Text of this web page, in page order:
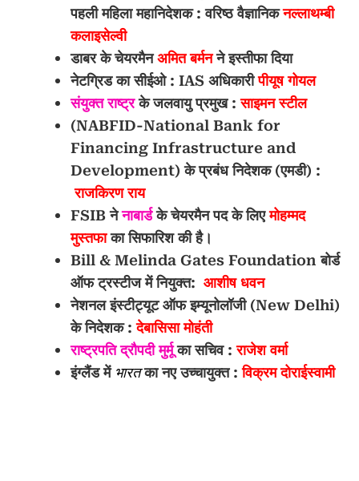
पहली महिला महानिदेशक : वरिष्ठ वैज्ञानिकनल्लाथम्बी
कलाइसेल्वी
डाबर के चेयरमैनअमित बर्मनने इस्तीफा दिया
नेटग्रिड का सीईओ : IAS अधिकारीपीयूष गोयल
संयुक्त राष्ट्रके जलवायु प्रमुख :साइमन स्टील
(NABFID-National Bank for
Financing Infrastructure and
Development) के प्रबंध निदेशक (एमडी) :
राजकिरण राय
FSIB नेनाबार्डके चेयरमैन पद के लिएमोहम्मद
मुस्तफाका सिफारिश की है।
Bill & Melinda Gates Foundation बोर्ड
ऑफ ट्रस्टीज में नियुक्त: आशीष धवन
नेशनल इंस्टीट्यूट ऑफ इम्यूनोलॉजी (New Delhi)
के निदेशक :देबासिसा मोहंती
राष्ट्रपति द्रौपदी मुर्मूका सचिव :राजेश वर्मा
इंग्लैंड में भारतका नए उच्चायुक्त :विक्रम दोराईस्वामी